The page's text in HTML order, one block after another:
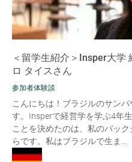
＜留学生紹介＞Insper大
ロ タイスさん
参加者体験談
こんにちは！ブラジルのサン
す。Insperで経営学を学ぶ4年
ことを決めたのは、私のバッ
らです。私はブラジルで生ま...